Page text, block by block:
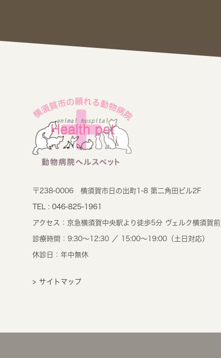
〒238-0006 横須賀市日の出町1-8 第二角田ビル2F
TEL : 046-825-1961
アクセス： 京急横須賀中央駅より徒歩5分 ヴェルク横須賀前
診療時間： 9:30～12:30 ／ 15:00～19:00（土日対応）
休診日：年中無休
> サイトマップ